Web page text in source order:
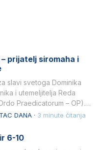
prijatelj siromaha i
slavi svetoga Dominika
i utemeljitelja Reda
Praedicatorum – OP).
ljubavlju prema
DANA · 3 minute čitanja
6-10